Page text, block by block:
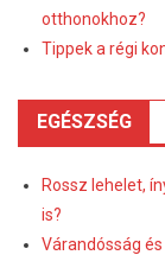
otthonokhoz?
Tippek a régi
EGÉSZSÉG
Rossz lehelet,
is?
Várandósság